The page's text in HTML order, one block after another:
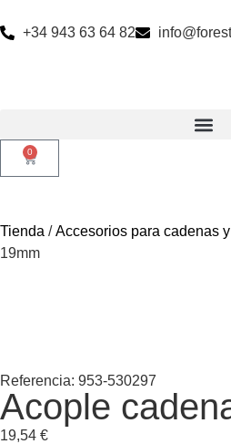
+34 943 63 64 82
0
Tienda /Accesorios para cadenas
19mm
Referencia: 953-530297
Acople
19,54 €